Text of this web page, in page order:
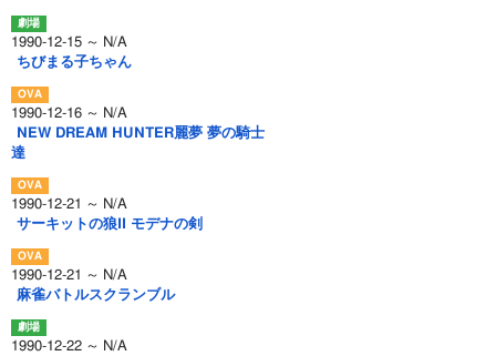
1990-12-15 ～ N/A
ちびまる子ちゃん
1990-12-16 ～ N/A
NEW DREAM HUNTER麗夢 夢の騎士
達
1990-12-21 ～ N/A
サーキットの狼II モデナの剣
1990-12-21 ～ N/A
麻雀バトルスクランブル
1990-12-22 ～ N/A